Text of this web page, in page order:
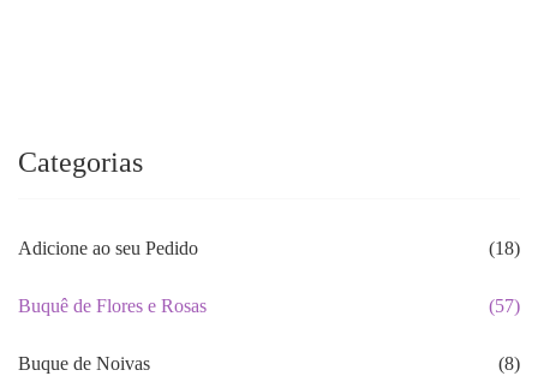
Categorias
Adicione ao seu Pedido (18)
Buquê de Flores e Rosas (57)
Buque de Noivas (8)